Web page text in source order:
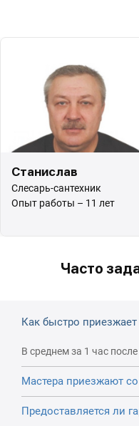
Станислав
Слесарь-сантехник
Опыт работы – 11 лет
Часто
Как быстро приезжает
В среднем за 1 час
Мастера приезжают
Предоставляется ли